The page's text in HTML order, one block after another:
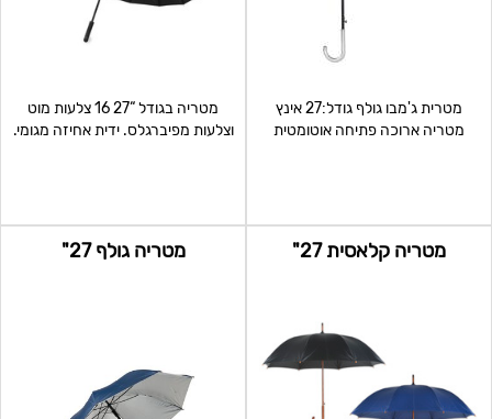
מטרית ג'מבו גולף גודל:27 אינץ
מטריה ארוכה פתיחה אוטומטית
מטריה בגודל “27 16 צלעות מוט
וצלעות מפיברגלס. ידית אחיזה מגומי.
מטריה קלאסית 27" מטריה גולף 27"